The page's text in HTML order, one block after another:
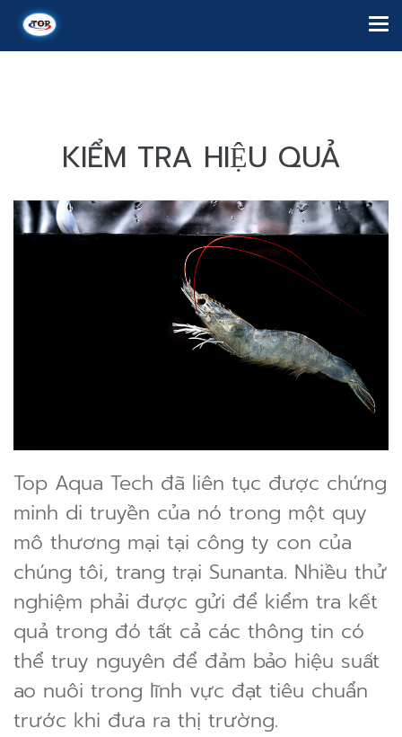
KIỂM TRA HIỆU QUẢ
Top Aqua Tech đã liên tục được chứng
minh di truyền của nó trong một quy
mô thương mại tại công ty con của
chúng tôi, trang trại Sunanta. Nhiều thử
nghiệm phải được gửi để kiểm tra kết
quả trong đó tất cả các thông tin có
thể truy nguyên để đảm bảo hiệu suất
ao nuôi trong lĩnh vực đạt tiêu chuẩn
trước khi đưa ra thị trường.